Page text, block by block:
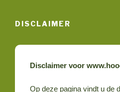
DISCLAIMER
Disclaimer voor
Op deze pagina vindt u de